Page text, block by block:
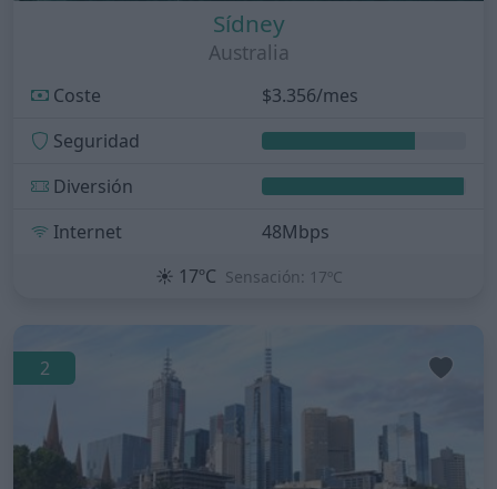
Sídney
Australia
Coste
$3.356/mes
Seguridad
Diversión
Internet
48Mbps
☀️ 17ºC Sensación: 17ºC
2